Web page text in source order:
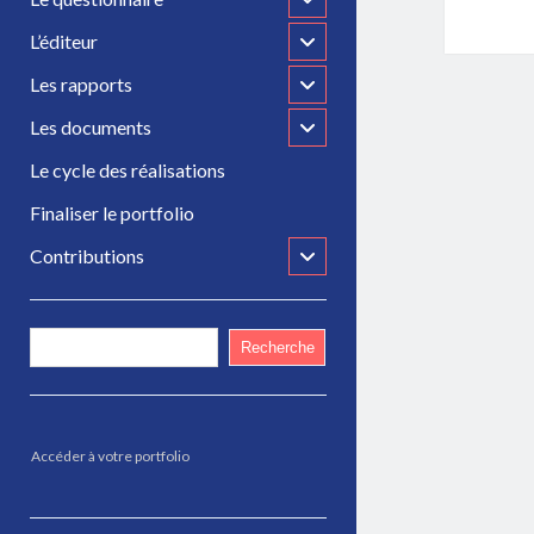
child
menu
L’éditeur
open
child
menu
Les rapports
open
child
menu
Les documents
open
child
Le cycle des réalisations
Finaliser le portfolio
Contributions
open
child
Sidebar
Recherche
Accéder à votre portfolio